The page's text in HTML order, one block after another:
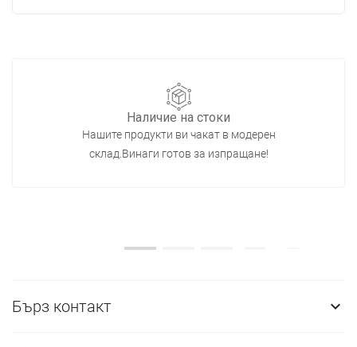
Наличие на стоки
Нашите продукти ви чакат в модерен
склад.Винаги готов за изпращане!
Бърз контакт 